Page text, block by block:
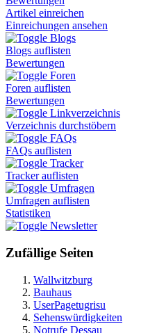
Artikel einreichen
Einreichungen ansehen
Blogs
Blogs auflisten
Bewertungen
Foren
Foren auflisten
Bewertungen
Linkverzeichnis
Verzeichnis durchstöbern
FAQs
FAQs auflisten
Tracker
Tracker auflisten
Umfragen
Umfragen auflisten
Statistiken
Newsletter
Zufällige Seiten
Wallwitzburg
Bauhaus
UserPagetugrisu
Sehenswürdigkeiten
Notrufe Dessau